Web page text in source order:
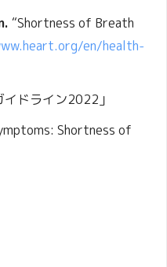
“Shortness of Breath
en/health-
ドライン2022」
Shortness of